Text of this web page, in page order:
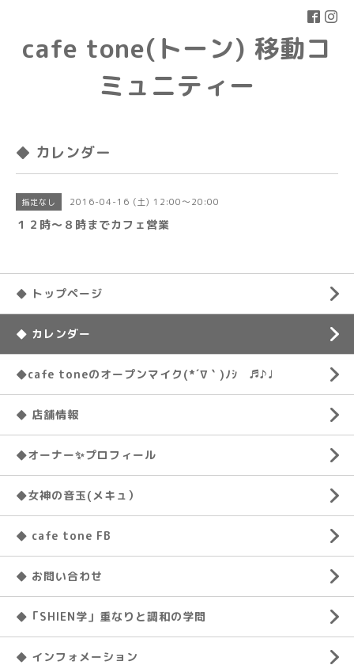
cafe tone(トーン) 移動コ
ミュニティー
◆ カレンダー
指定なし 2016-04-16 (土) 12:00～20:00
１２時〜８時までカフェ営業
◆ トップページ
◆ カレンダー
◆cafe toneのオープンマイク(*´∇｀)ﾉｼ ♬♪♩
◆ 店舗情報
◆オーナー✨プロフィール
◆女神の音玉(メキュ）
◆ cafe tone FB
◆ お問い合わせ
◆「SHIEN学」重なりと調和の学問
◆ インフォメーション